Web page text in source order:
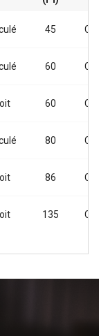
45
60
60
80
86
135